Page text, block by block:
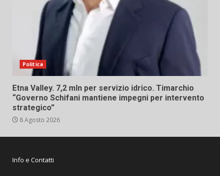
Politica
Etna Valley. 7,2 mln per servizio idrico. Timarchio
“Governo Schifani mantiene impegni per intervento
strategico”
8 Agosto 2026
Info e Contatti